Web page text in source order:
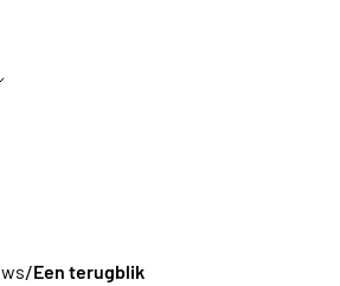
/Een terugblik